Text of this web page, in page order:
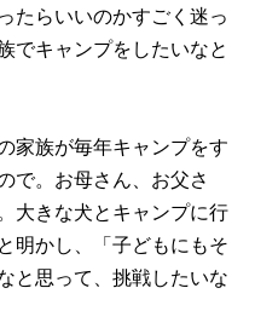
たらいいのかすごく迷っ
でキャンプをしたいなと
家族が毎年キャンプをす
で。お母さん、お父さ
大きな犬とキャンプに行
明かし、「子どもにもそ
と思って、挑戦したいな